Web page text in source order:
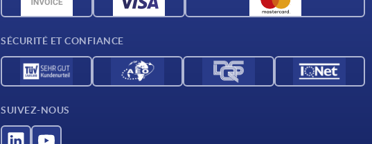
SÉCURITÉ ET CONFIANCE
SUIVEZ-NOUS